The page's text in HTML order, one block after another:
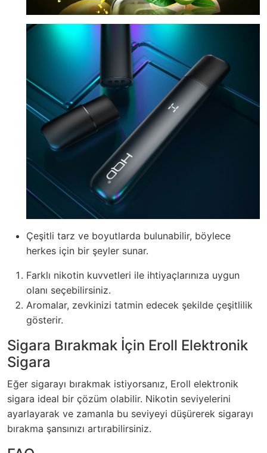
Çeşitli tarz ve boyutlarda bulunabilir, böylece
herkes için bir şeyler sunar.
Farklı nikotin kuvvetleri ile ihtiyaçlarınıza uygun
olanı seçebilirsiniz.
Aromalar, zevkinizi tatmin edecek şekilde çeşitlilik
gösterir.
Sigara Bırakmak İçin Eroll Elektronik
Sigara
Eğer sigarayı bırakmak istiyorsanız, Eroll elektronik
sigara ideal bir çözüm olabilir. Nikotin seviyelerini
ayarlayarak ve zamanla bu seviyeyi düşürerek sigarayı
bırakma şansınızı artırabilirsiniz.